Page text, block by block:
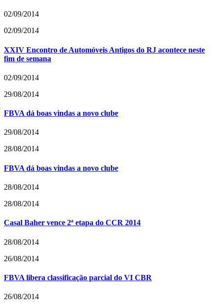
02/09/2014
02/09/2014
XXIV Encontro de Automóveis Antigos do RJ acontece neste
fim de semana
02/09/2014
29/08/2014
FBVA dá boas vindas a novo clube
29/08/2014
28/08/2014
FBVA dá boas vindas a novo clube
28/08/2014
28/08/2014
Casal Baher vence 2ª etapa do CCR 2014
28/08/2014
26/08/2014
FBVA libera classificação parcial do VI CBR
26/08/2014